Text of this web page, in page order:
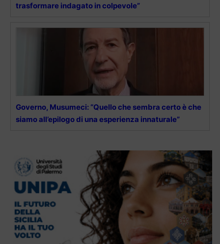
trasformare indagato in colpevole”
Governo, Musumeci: “Quello che sembra certo è che
siamo all’epilogo di una esperienza innaturale”